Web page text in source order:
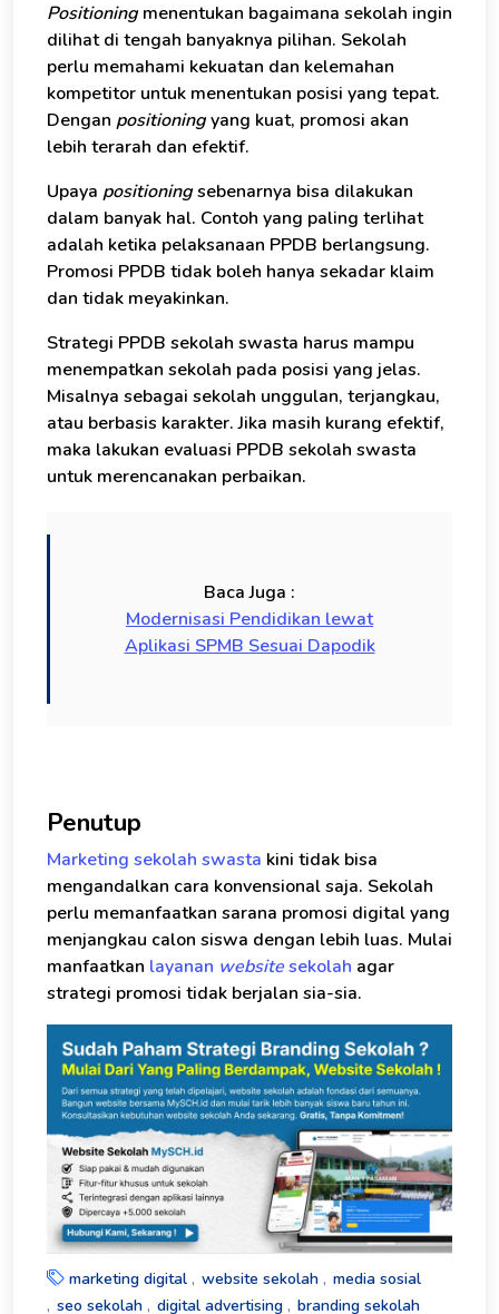
Positioning menentukan bagaimana sekolah ingin
dilihat di tengah banyaknya pilihan. Sekolah
perlu memahami kekuatan dan kelemahan
kompetitor untuk menentukan posisi yang tepat.
Dengan positioningyang kuat, promosi akan
lebih terarah dan efektif.
Upaya positioningsebenarnya bisa dilakukan
dalam banyak hal. Contoh yang paling terlihat
adalah ketika pelaksanaan PPDB berlangsung.
Promosi PPDB tidak boleh hanya sekadar klaim
dan tidak meyakinkan.
Strategi PPDB sekolah swasta harus mampu
menempatkan sekolah pada posisi yang jelas.
Misalnya sebagai sekolah unggulan, terjangkau,
atau berbasis karakter. Jika masih kurang efektif,
maka lakukan evaluasi PPDB sekolah swasta
untuk merencanakan perbaikan.
Baca Juga :
Modernisasi Pendidikan lewat
Aplikasi SPMB Sesuai Dapodik
Penutup
Marketing sekolah swasta kini tidak bisa
mengandalkan cara konvensional saja. Sekolah
perlu memanfaatkan sarana promosi digital yang
menjangkau calon siswa dengan lebih luas. Mulai
manfaatkan layanan websitesekolah agar
strategi promosi tidak berjalan sia-sia.
marketing digital website sekolah
media sosial
seo sekolah
digital advertising branding sekolah